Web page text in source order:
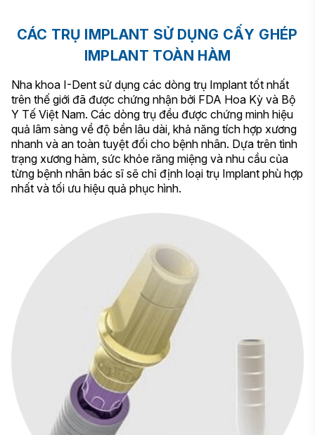
CÁC TRỤ IMPLANT SỬ DỤNG CẤY GHÉP
IMPLANT TOÀN HÀM
Nha khoa I-Dent sử dụng các dòng trụ Implant tốt nhất
trên thế giới đã được chứng nhận bởi FDA Hoa Kỳ và Bộ
Y Tế Việt Nam. Các dòng trụ đều được chứng minh hiệu
quả lâm sàng về độ bền lâu dài, khả năng tích hợp xương
nhanh và an toàn tuyệt đối cho bệnh nhân. Dựa trên tình
trạng xương hàm, sức khỏe răng miệng và nhu cầu của
từng bệnh nhân bác sĩ sẽ chỉ định loại trụ Implant phù hợp
nhất và tối ưu hiệu quả phục hình.